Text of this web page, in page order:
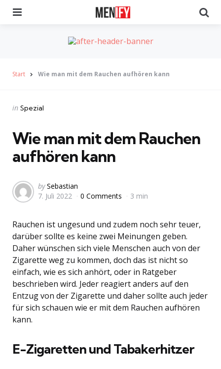
Start Wie man mit dem Rauchen aufhören kann
Categories
Posted
in Spezial
Wie man mit dem Rauchen
aufhören kann
Posted
by
by Sebastian
7. Juli 2022
0 Comments 3 min
Rauchen ist ungesund und zudem noch sehr teuer,
darüber sollte es keine zwei Meinungen geben.
Daher wünschen sich viele Menschen auch von der
Zigarette weg zu kommen, doch das ist nicht so
einfach, wie es sich anhört, oder in Ratgeber
beschrieben wird. Jeder reagiert anders auf den
Entzug von der Zigarette und daher sollte auch jeder
für sich schauen wie er mit dem Rauchen aufhören
kann.
E-Zigaretten und Tabakerhitzer